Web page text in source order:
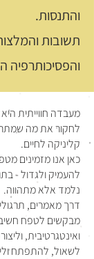
והתנסות.
תשובות
והפסיכותרפיה
מעבדה חווייתית
לחקור את מה
קליניקה לחיים.
כאן אנו מזמינים
להעמיק ולגדול -
נלמד אלא מתהווה.
דרך מאמרים,
מבקשים לטפח
ואינטגרטיבית,
לשאול, להתפתח